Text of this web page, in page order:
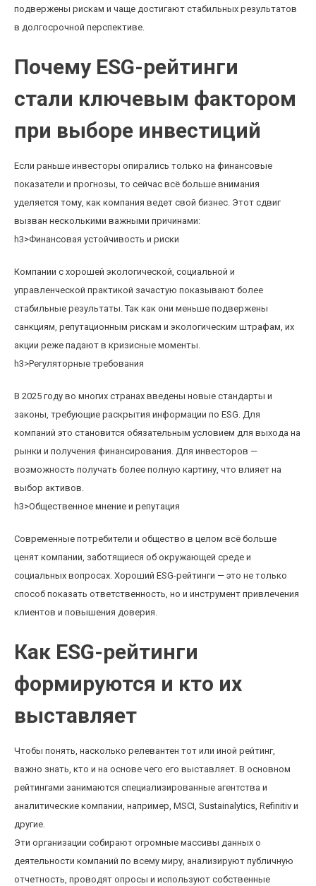
подвержены рискам и чаще достигают стабильных результатов
в долгосрочной перспективе.
Почему ESG-рейтинги
стали ключевым фактором
при выборе инвестиций
Если раньше инвесторы опирались только на финансовые
показатели и прогнозы, то сейчас всё больше внимания
уделяется тому, как компания ведет свой бизнес. Этот сдвиг
вызван несколькими важными причинами:
h3>Финансовая устойчивость и риски
Компании с хорошей экологической, социальной и
управленческой практикой зачастую показывают более
стабильные результаты. Так как они меньше подвержены
санкциям, репутационным рискам и экологическим штрафам, их
акции реже падают в кризисные моменты.
h3>Регуляторные требования
В 2025 году во многих странах введены новые стандарты и
законы, требующие раскрытия информации по ESG. Для
компаний это становится обязательным условием для выхода на
рынки и получения финансирования. Для инвесторов —
возможность получать более полную картину, что влияет на
выбор активов.
h3>Общественное мнение и репутация
Современные потребители и общество в целом всё больше
ценят компании, заботящиеся об окружающей среде и
социальных вопросах. Хороший ESG-рейтинги — это не только
способ показать ответственность, но и инструмент привлечения
клиентов и повышения доверия.
Как ESG-рейтинги
формируются и кто их
выставляет
Чтобы понять, насколько релевантен тот или иной рейтинг,
важно знать, кто и на основе чего его выставляет. В основном
рейтингами занимаются специализированные агентства и
аналитические компании, например, MSCI, Sustainalytics, Refinitiv и
другие.
Эти организации собирают огромные массивы данных о
деятельности компаний по всему миру, анализируют публичную
отчетность, проводят опросы и используют собственные